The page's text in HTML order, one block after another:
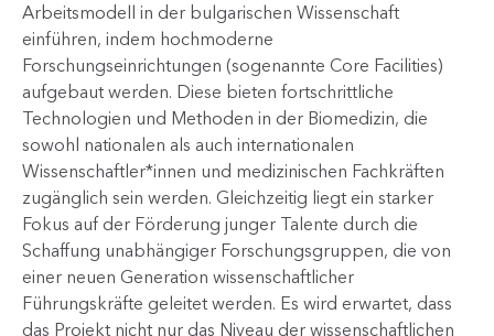
Arbeitsmodell in der bulgarischen Wissenschaft
einführen, indem hochmoderne
Forschungseinrichtungen (sogenannte Core Facilities)
aufgebaut werden. Diese bieten fortschrittliche
Technologien und Methoden in der Biomedizin, die
sowohl nationalen als auch internationalen
Wissenschaftler*innen und medizinischen Fachkräften
zugänglich sein werden. Gleichzeitig liegt ein starker
Fokus auf der Förderung junger Talente durch die
Schaffung unabhängiger Forschungsgruppen, die von
einer neuen Generation wissenschaftlicher
Führungskräfte geleitet werden. Es wird erwartet, dass
das Projekt nicht nur das Niveau der wissenschaftlichen